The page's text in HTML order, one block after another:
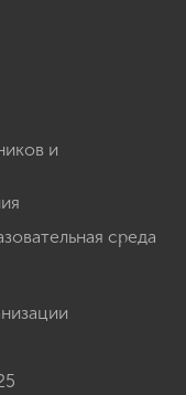
и
среда